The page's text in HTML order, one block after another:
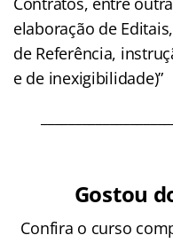
elaboração de
de Referência,
e de inexigibilidade)”
Gostou
Confira o curso